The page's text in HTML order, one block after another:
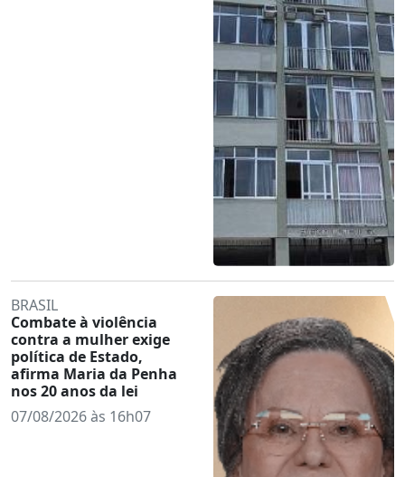
BRASIL
Combate à violência
contra a mulher exige
política de Estado,
afirma Maria da Penha
nos 20 anos da lei
07/08/2026 às 16h07